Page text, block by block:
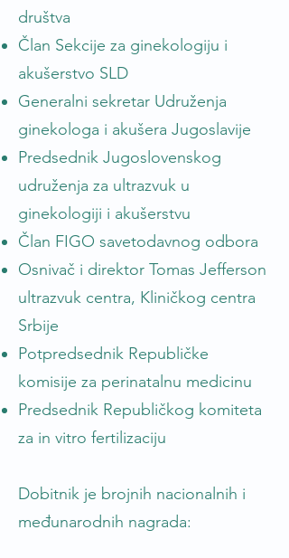
društva
Član Sekcije za ginekologiju i
akušerstvo SLD
Generalni sekretar Udruženja
ginekologa i akušera Jugoslavije
Predsednik Jugoslovenskog
udruženja za ultrazvuk u
ginekologiji i akušerstvu
Član FIGO savetodavnog odbora
Osnivač i direktor Tomas Jefferson
ultrazvuk centra, Kliničkog centra
Srbije
Potpredsednik Republičke
komisije za perinatalnu medicinu
Predsednik Republičkog komiteta
za in vitro fertilizaciju
Dobitnik je brojnih nacionalnih i
međunarodnih nagrada: